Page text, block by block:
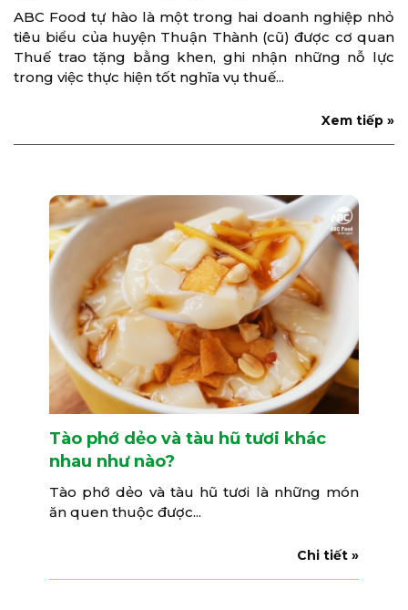
ABC Food tự hào là một trong hai doanh nghiệp nhỏ
tiêu biểu của huyện Thuận Thành (cũ) được cơ quan
Thuế trao tặng bằng khen, ghi nhận những nỗ lực
trong việc thực hiện tốt nghĩa vụ thuế...
Xem tiếp »
Tào phớ dẻo và tàu hũ tươi khác
nhau như nào?
Tào phớ dẻo và tàu hũ tươi là những món
ăn quen thuộc được...
Chi tiết »